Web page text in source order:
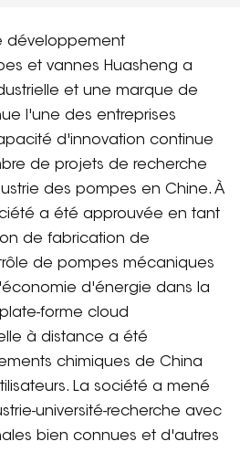
développement
et vannes Huasheng a
et une marque de
l'une des entreprises
d'innovation continue
de projets de recherche
des pompes en Chine. À
a été approuvée en tant
de fabrication de
de pompes mécaniques
d'énergie dans la
forme cloud
à distance a été
chimiques de China
La société a mené
université-recherche avec
bien connues et d'autres